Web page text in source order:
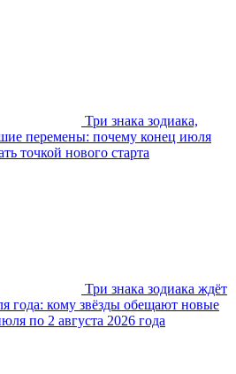
Три знака зодиака,
перемены: почему конец июля
точкой нового старта
Три знака зодиака ждёт
года: кому звёзды обещают новые
по 2 августа 2026 года